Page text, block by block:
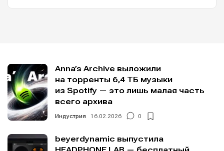
Написание
Исполнение
Продакшн
Написание
Исполнение
Продакшн
Anna’s Archive выложили
на торренты 6,4 ТБ музыки
из Spotify — это лишь малая часть
всего архива
Индустрия 16.02.2026 0
beyerdynamic выпустила